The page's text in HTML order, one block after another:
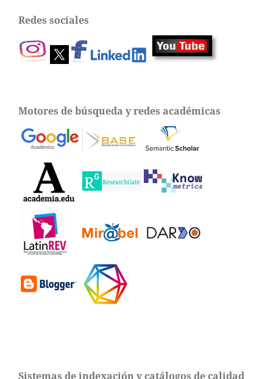
Redes sociales
Motores de búsqueda y redes académicas
Sistemas de indexación y catálogos de calidad